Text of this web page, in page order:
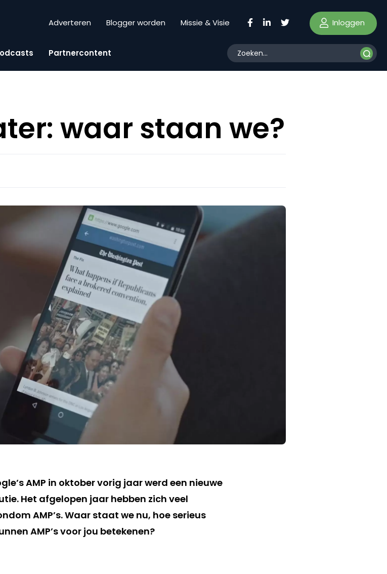
Adverteren Blogger worden Missie & Visie Inloggen
Partnercontent
waar staan we?
AMP in oktober vorig jaar werd een nieuwe
Het afgelopen jaar hebben zich veel
AMP’s. Waar staat we nu, hoe serieus
AMP’s voor jou betekenen?